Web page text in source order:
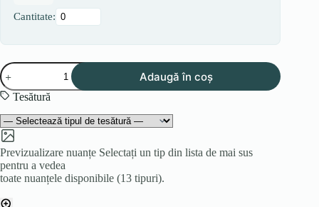
Cantitate:
Cantitate
Colțar
OSLO
U
Adaugă în coș
Tesătură
Previzualizare nuanțe Selectați un tip din lista de mai sus
pentru a vedea
toate nuanțele disponibile (13 tipuri).